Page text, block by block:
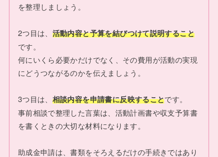
を整理しましょう。
2つ目は、 活動内容と予算を結びつけて説明すること
です。
何にいくら必要かだけでなく、その費用が活動の実現
にどうつながるのかを伝えましょう。
3つ目は、 相談内容を申請書に反映することです。
事前相談で整理した言葉は、活動計画書や収支予算書
を書くときの大切な材料になります。
助成金申請は、書類をそろえるだけの手続きではあり